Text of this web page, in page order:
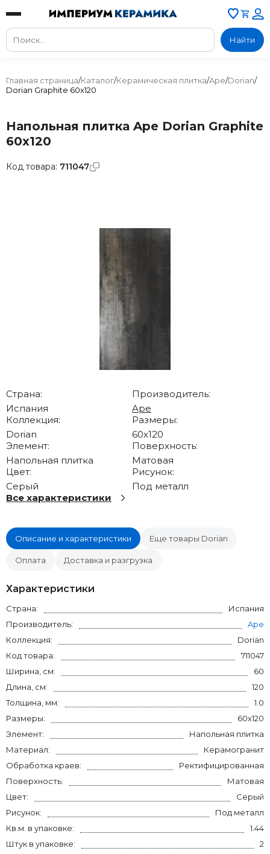
Найти
Главная страница/Каталог/Керамическая плитка/Ape/Dorian/
Dorian Graphite 60x120
Напольная плитка Ape Dorian Graphite
60x120
Страна:
Испания
Производитель:
Ape
Коллекция:
Dorian
Размеры:
60x120
Элемент:
Напольная плитка
Поверхность:
Матовая
Цвет:
Серый
Рисунок:
Под металл
Все характеристики
Описание и характеристики Еще товары Dorian
Оплата Доставка и разгрузка
Характеристики
Страна:
Испания
Производитель:
Ape
Коллекция:
Dorian
Код товара:
711047
Ширина, см:
60
Длина, см:
120
Толщина, мм:
1.0
Размеры:
60x120
Элемент:
Напольная плитка
Материал:
Керамогранит
Обработка краев:
Ректифицированная
Поверхность:
Матовая
Цвет:
Серый
Рисунок:
Под металл
Кв.м. в упаковке:
1.44
Штук в упаковке:
2
Код товара: 711047